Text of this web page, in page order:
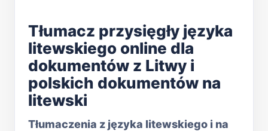
Tłumacz przysięgły języka
litewskiego online dla
dokumentów z Litwy i
polskich dokumentów na
litewski
Tłumaczenia z języka litewskiego i na